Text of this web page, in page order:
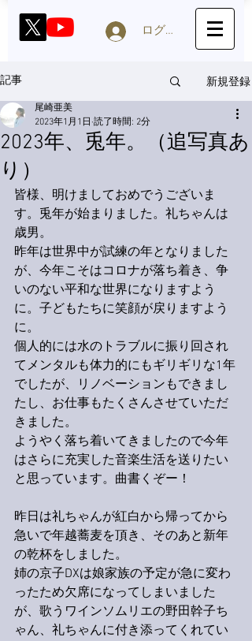
ログイン
記事 新規登録
2023年、兎年。（追写真あ
り）
尾崎亜美
2023年1月1日 読了時間: 2分
皆様、明けましておめでうございま
す。兎年が始まりました。礼ちゃんは
歳男。
昨年は世界中が試練の年となりました
が、今年こそはコロナが落ち着き、争
いのない平和な世界になりますよう
に。子どもたちに笑顔が戻りますよう
に。
個人的には水のトラブルに振り回され
てメンタルも体力的にもギリギリな1年
でしたが、リノベーションもできまし
たし、お仕事もたくさんさせていただ
きました。
ようやく落ち着いてきましたので今年
はさらに充実した音楽生活を送りたい
と思っています。曲書くぞー！
昨日は礼ちゃんが紅白から帰ってから
急いで年越蕎麦を頂き、そのあと新年
の乾杯をしました。
姉の京子DXは娘家族の予定が急に変わ
ったため欠席になってしまいました
が、歌うワインソムリエの野田幹子ち
ゃん、礼ちゃんに付き添ってくれてい